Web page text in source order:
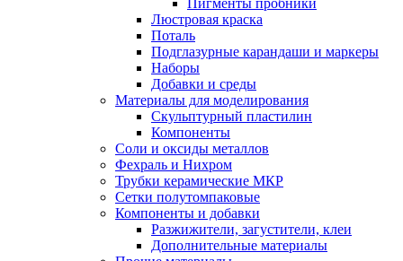
Пигменты пробники
Люстровая краска
Поталь
Подглазурные карандаши и маркеры
Наборы
Добавки и среды
Материалы для моделирования
Скульптурный пластилин
Компоненты
Соли и оксиды металлов
Фехраль и Нихром
Трубки керамические МКР
Сетки полутомпаковые
Компоненты и добавки
Разжижители, загустители, клеи
Дополнительные материалы